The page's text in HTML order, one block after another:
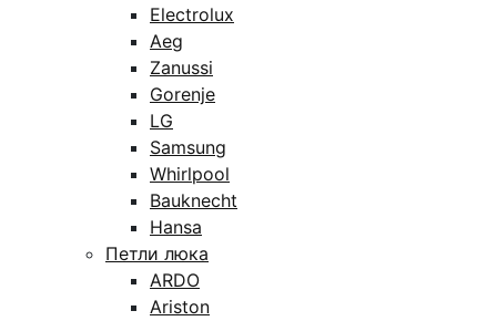
Electrolux
Aeg
Zanussi
Gorenje
LG
Samsung
Whirlpool
Bauknecht
Hansa
Петли люка
ARDO
Ariston